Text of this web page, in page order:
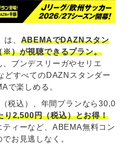
、 ABEMAでDAZNスタン
※）が視聴できるプラン。
ブンデスリーガやセリエ
どすべてのDAZNスタンダー
で楽しめる。
税込）、年間プランなら30,0
り2,500円（税込）とお得！
ティーなど、ABEMA無料コン
お見逃しなく。